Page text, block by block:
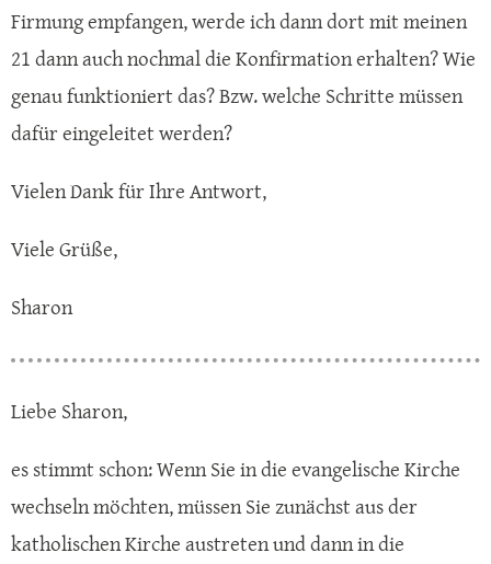
Firmung empfangen, werde ich dann dort mit meinen
21 dann auch nochmal die Konfirmation erhalten? Wie
genau funktioniert das? Bzw. welche Schritte müssen
dafür eingeleitet werden?
Vielen Dank für Ihre Antwort,
Viele Grüße,
Sharon
Liebe Sharon,
es stimmt schon: Wenn Sie in die evangelische Kirche
wechseln möchten, müssen Sie zunächst aus der
katholischen Kirche austreten und dann in die